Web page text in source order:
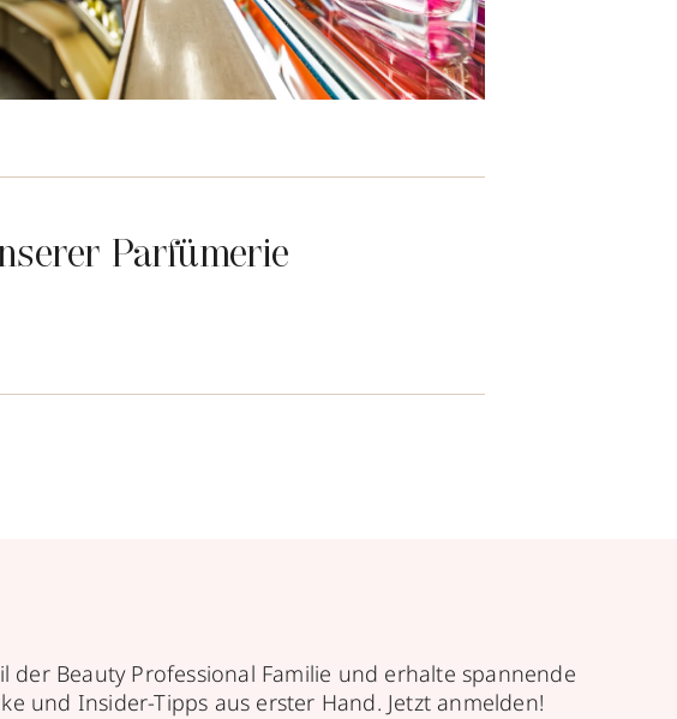
Parfümerie
der Beauty Professional Familie und erhalte spannende
und Insider-Tipps aus erster Hand. Jetzt anmelden!